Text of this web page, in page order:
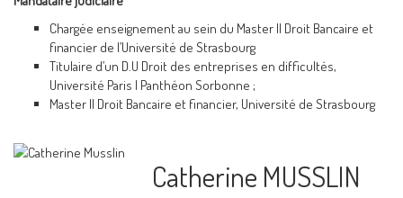
Chargée enseignement au sein du Master II Droit Bancaire et
financier de l’Université de Strasbourg
Titulaire d’un D.U Droit des entreprises en difficultés,
Université Paris I Panthéon Sorbonne ;
Master Il Droit Bancaire et financier, Université de Strasbourg
Catherine MUSSLIN